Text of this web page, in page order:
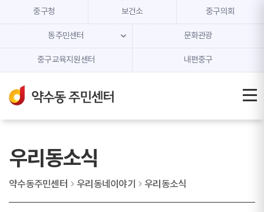
본문 내용 바로가기
주메뉴 바로가기
중구청 보건소 중구의회
동주민센터 문화관광
중구교육지원센터 내편중구
우리동소식
약수동주민센터 우리동네이야기 우리동소식